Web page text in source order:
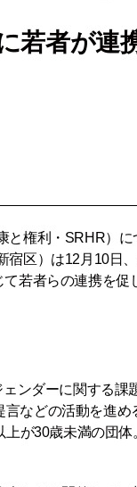
若者が連
と権利・SRHR）に
宿区）は12月10日
若者らの連携を促
ンダーに関する課
などの活動を進め
が30歳未満の団体